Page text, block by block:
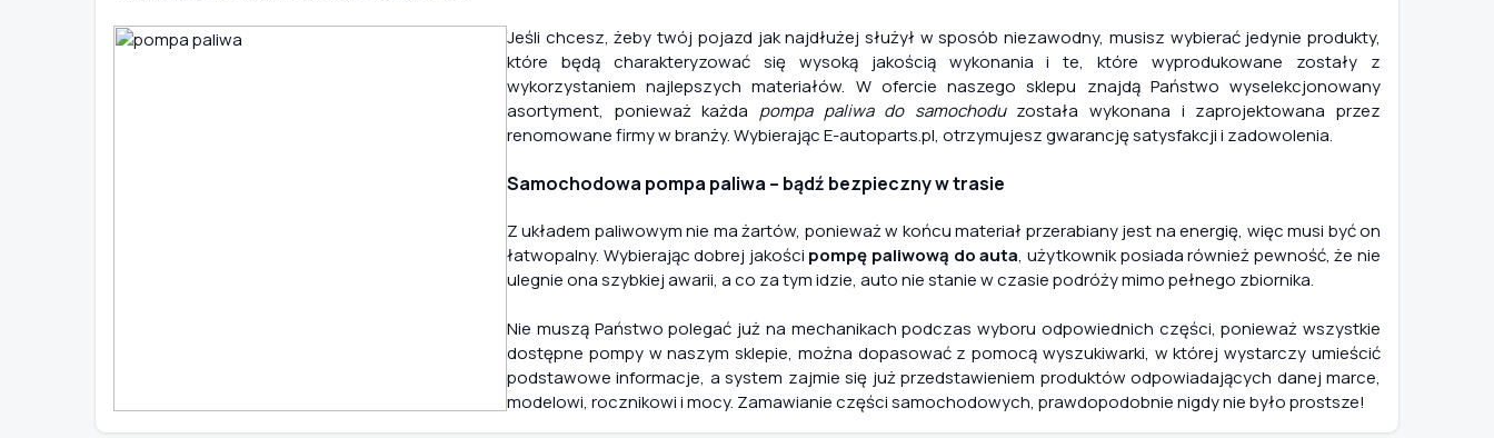
Jeśli chcesz, żeby twój pojazd jak najdłużej służył w sposób niezawodny, musisz wybierać jedynie produkty,
które będą charakteryzować się wysoką jakością wykonania i te, które wyprodukowane zostały z
wykorzystaniem najlepszych materiałów. W ofercie naszego sklepu znajdą Państwo wyselekcjonowany
asortyment, ponieważ każda pompa paliwa do samochoduzostała wykonana i zaprojektowana przez
renomowane firmy w branży. Wybierając E-autoparts.pl, otrzymujesz gwarancję satysfakcji i zadowolenia.
Samochodowa pompa paliwa – bądź bezpieczny w trasie
Z układem paliwowym nie ma żartów, ponieważ w końcu materiał przerabiany jest na energię, więc musi być on
łatwopalny. Wybierając dobrej jakości pompę paliwową do auta, użytkownik posiada również pewność, że nie
ulegnie ona szybkiej awarii, a co za tym idzie, auto nie stanie w czasie podróży mimo pełnego zbiornika.
Nie muszą Państwo polegać już na mechanikach podczas wyboru odpowiednich części, ponieważ wszystkie
dostępne pompy w naszym sklepie, można dopasować z pomocą wyszukiwarki, w której wystarczy umieścić
podstawowe informacje, a system zajmie się już przedstawieniem produktów odpowiadających danej marce,
modelowi, rocznikowi i mocy. Zamawianie części samochodowych, prawdopodobnie nigdy nie było prostsze!